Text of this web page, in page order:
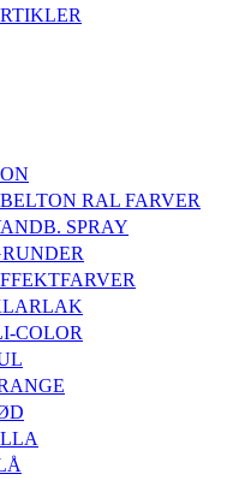
BELTON RAL FARVER
SPRAY
COLOR